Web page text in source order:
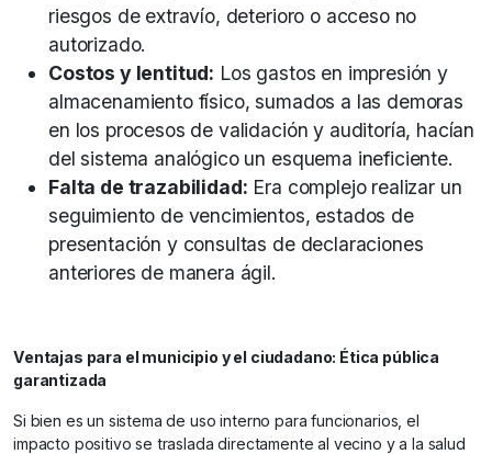
riesgos de extravío, deterioro o acceso no
autorizado.
Costos y lentitud: Los gastos en impresión y
almacenamiento físico, sumados a las demoras
en los procesos de validación y auditoría, hacían
del sistema analógico un esquema ineficiente.
Falta de trazabilidad: Era complejo realizar un
seguimiento de vencimientos, estados de
presentación y consultas de declaraciones
anteriores de manera ágil.
Ventajas para el municipio y el ciudadano: Ética pública
garantizada
Si bien es un sistema de uso interno para funcionarios, el
impacto positivo se traslada directamente al vecino y a la salud